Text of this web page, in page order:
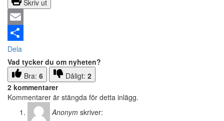
Skriv ut
Email
Dela
Vad tycker du om nyheten?
Bra: 6 Dåligt: 2
2 kommentarer
Kommentarer är stängda för detta inlägg.
Anonym skriver: